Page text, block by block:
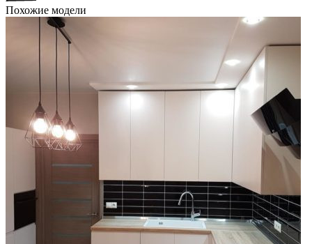
Похожие модели